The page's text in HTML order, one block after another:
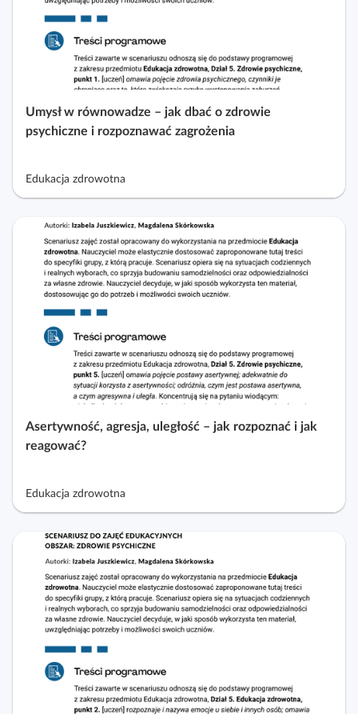
Umysł w równowadze – jak dbać o zdrowie
psychiczne i rozpoznawać zagrożenia
Edukacja zdrowotna
Asertywność, agresja, uległość – jak rozpoznać i jak
reagować?
Edukacja zdrowotna